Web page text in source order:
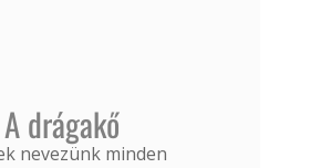
A drágakő
nevezünk minden